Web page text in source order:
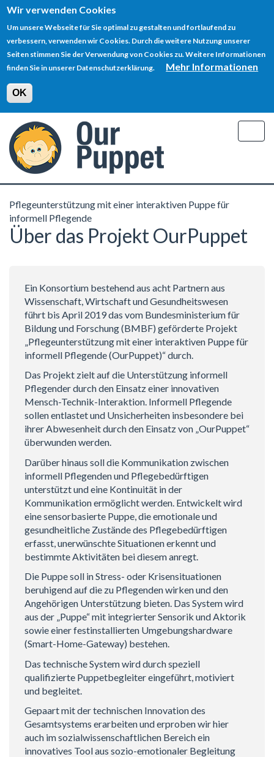
Wir verwenden Cookies
Um unsere Webseite für Sie optimal zu gestalten und fortlaufend zu
verbessern, verwenden wir Cookies. Durch die weitere Nutzung unserer
Seiten stimmen Sie der Verwendung von Cookies zu. Weitere Informationen
finden Sie in unserer Datenschutzerklärung.
Mehr Informationen
OK
zum
Inhalt
Pflegeunterstützung mit einer interaktiven Puppe für
informell Pflegende
Über das Projekt OurPuppet
Ein Konsortium bestehend aus acht Partnern aus
Wissenschaft, Wirtschaft und Gesundheitswesen
führt bis April 2019 das vom Bundesministerium für
Bildung und Forschung (BMBF) geförderte Projekt
„Pflegeunterstützung mit einer interaktiven Puppe für
informell Pflegende (OurPuppet)“ durch.
Das Projekt zielt auf die Unterstützung informell
Pflegender durch den Einsatz einer innovativen
Mensch-Technik-Interaktion. Informell Pflegende
sollen entlastet und Unsicherheiten insbesondere bei
ihrer Abwesenheit durch den Einsatz von „OurPuppet“
überwunden werden.
Darüber hinaus soll die Kommunikation zwischen
informell Pflegenden und Pflegebedürftigen
unterstützt und eine Kontinuität in der
Kommunikation ermöglicht werden. Entwickelt wird
eine sensorbasierte Puppe, die emotionale und
gesundheitliche Zustände des Pflegebedürftigen
erfasst, unerwünschte Situationen erkennt und
bestimmte Aktivitäten bei diesem anregt.
Die Puppe soll in Stress- oder Krisensituationen
beruhigend auf die zu Pflegenden wirken und den
Angehörigen Unterstützung bieten. Das System wird
aus der „Puppe“ mit integrierter Sensorik und Aktorik
sowie einer festinstallierten Umgebungshardware
(Smart-Home-Gateway) bestehen.
Das technische System wird durch speziell
qualifizierte Puppetbegleiter eingeführt, motiviert
und begleitet.
Gepaart mit der technischen Innovation des
Gesamtsystems erarbeiten und erproben wir hier
auch im sozialwissenschaftlichen Bereich ein
innovatives Tool aus sozio-emotionaler Begleitung